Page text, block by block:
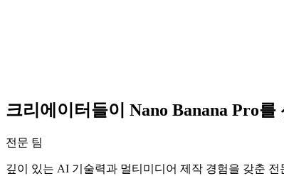
크리에이터들이 Nano Banana Pro를
전문 팀
깊이 있는 AI 기술력과 멀티미디어 제작 경험을 갖춘